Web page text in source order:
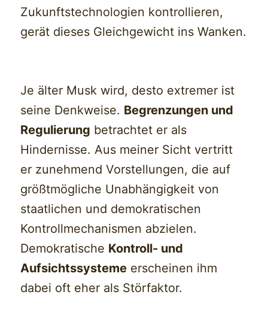
Zukunftstechnologien kontrollieren,
gerät dieses Gleichgewicht ins Wanken.
Je älter Musk wird, desto extremer ist
seine Denkweise. Begrenzungen und
Regulierung betrachtet er als
Hindernisse. Aus meiner Sicht vertritt
er zunehmend Vorstellungen, die auf
größtmögliche Unabhängigkeit von
staatlichen und demokratischen
Kontrollmechanismen abzielen.
Demokratische Kontroll- und
Aufsichtssysteme erscheinen ihm
dabei oft eher als Störfaktor.